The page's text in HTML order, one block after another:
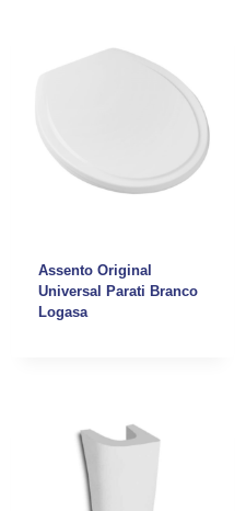
Assento Original
Universal Parati Branco
Logasa